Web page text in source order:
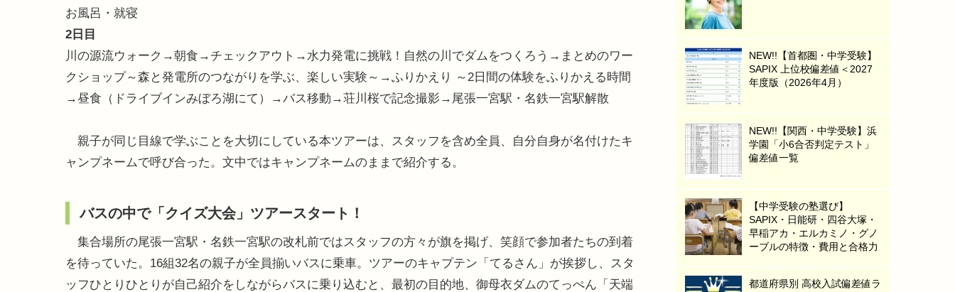
お風呂・就寝
2日目
川の源流ウォーク→朝食→チェックアウト→水力発電に挑戦！自然の川でダムをつくろう→まとめのワー
クショップ～森と発電所のつながりを学ぶ、楽しい実験～→ふりかえり ～2日間の体験をふりかえる時間
→昼食（ドライブインみぼろ湖にて）→バス移動→荘川桜で記念撮影→尾張一宮駅・名鉄一宮駅解散
親子が同じ目線で学ぶことを大切にしている本ツアーは、スタッフを含め全員、自分自身が名付けたキ
ャンプネームで呼び合った。文中ではキャンプネームのままで紹介する。
バスの中で「クイズ大会」ツアースタート！
集合場所の尾張一宮駅・名鉄一宮駅の改札前ではスタッフの方々が旗を掲げ、笑顔で参加者たちの到着
を待っていた。16組32名の親子が全員揃いバスに乗車。ツアーのキャプテン「てるさん」が挨拶し、スタ
ッフひとりひとりが自己紹介をしながらバスに乗り込むと、最初の目的地、御母衣ダムのてっぺん「天端
NEW!!【首都圏・中学受験】
SAPIX 上位校偏差値＜2027
年度版（2026年4月）
NEW!!【関西・中学受験】浜
学園「小6合否判定テスト」
偏差値一覧
【中学受験の塾選び】
SAPIX・日能研・四谷大塚・
早稲アカ・エルカミノ・グノ
ーブルの特徴・費用と合格力
都道府県別 高校入試偏差値ラ